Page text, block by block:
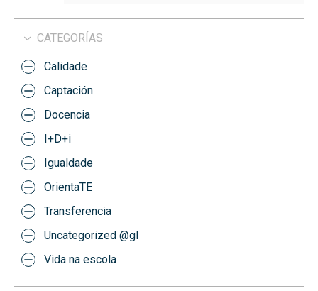
CATEGORÍAS
Calidade
Captación
Docencia
I+D+i
Igualdade
OrientaTE
Transferencia
Uncategorized @gl
Vida na escola